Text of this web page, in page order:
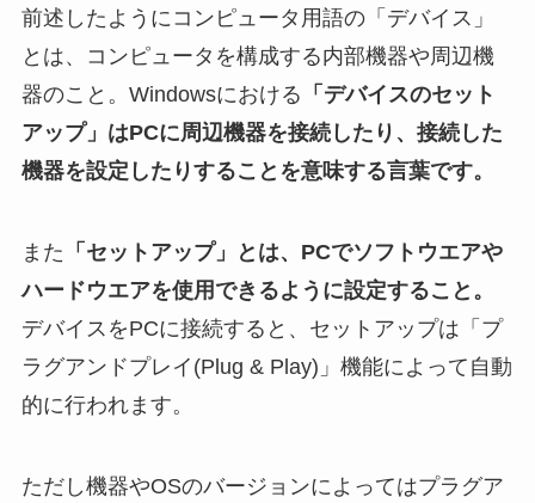
前述したようにコンピュータ用語の「デバイス」
とは、コンピュータを構成する内部機器や周辺機
器のこと。Windowsにおける 「デバイスのセット
アップ」はPCに周辺機器を接続したり、接続した
機器を設定したりすることを意味する言葉です。
また 「セットアップ」とは、PCでソフトウエアや
ハードウエアを使用できるように設定すること。
デバイスをPCに接続すると、セットアップは「プ
ラグアンドプレイ(Plug & Play)」機能によって自動
的に行われます。
ただし機器やOSのバージョンによってはプラグア